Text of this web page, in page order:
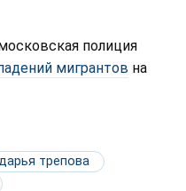
полиция
мигрантов на
трепова